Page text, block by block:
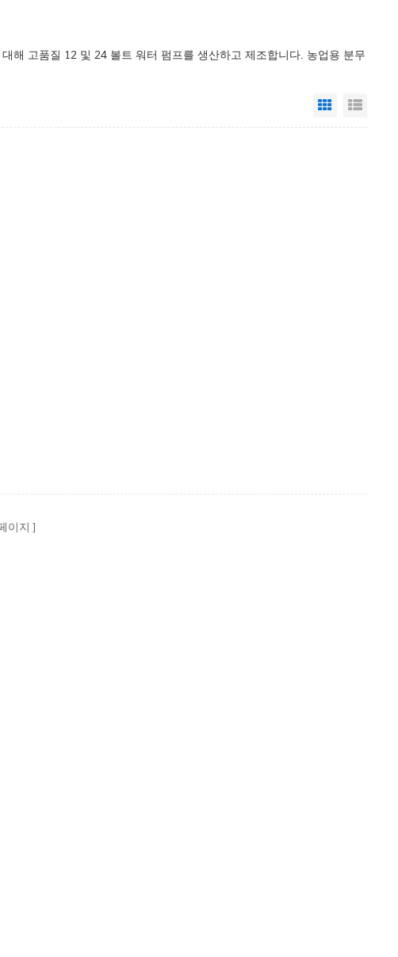
해 고품질 12 및 24 볼트 워터 펌프를 생산하고 제조합니다. 농업용 분무
Grid View
이지